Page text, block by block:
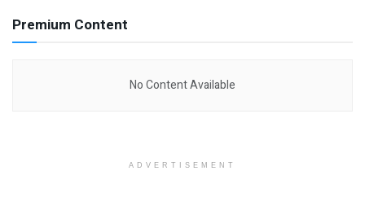
Premium Content
No Content Available
ADVERTISEMENT